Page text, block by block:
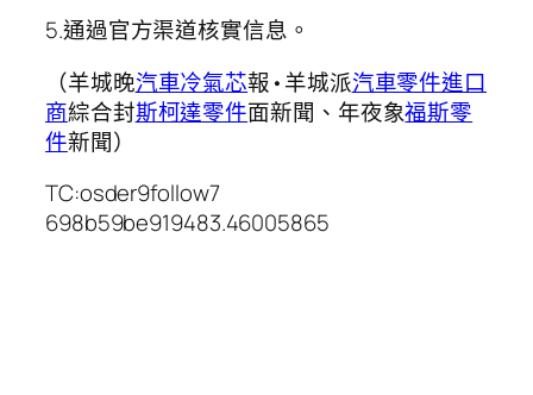
5.通過官方渠道核實信息。
（羊城晚汽車冷氣芯報•羊城派汽車零件進口
商綜合封斯柯達零件面新聞、年夜象福斯零
件新聞）
TC:osder9follow7
698b59be919483.46005865